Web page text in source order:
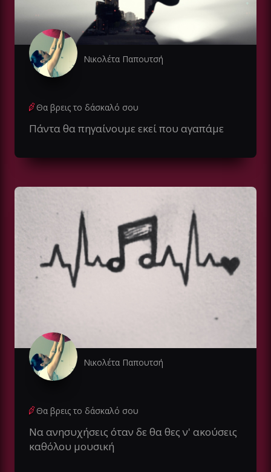
Νικολέτα Παπουτσή
Θα βρεις το δάσκαλό σου
Πάντα θα πηγαίνουμε εκεί που αγαπάμε
Νικολέτα Παπουτσή
Θα βρεις το δάσκαλό σου
Να ανησυχήσεις όταν δε θα θες ν' ακούσεις
καθόλου μουσική